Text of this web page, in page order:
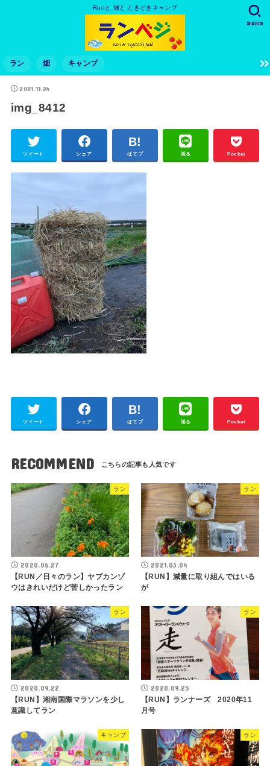
Runと 畑と ときどきキャンプ
ラン 畑 キャンプ
SEARCH
2021.11.24
img_8412
ツイート シェア はてブ 送る Pocket
ツイート シェア はてブ 送る Pocket
RECOMMEND
ラン
2020.06.27
【RUN／日々のラン】ヤブカンゾ
ウはきれいだけど苦しかったラン
ラン
2021.03.04
【RUN】減量に取り組んではいる
が
ラン
2020.09.22
【RUN】湘南国際マラソンを少し
意識してラン
ラン
2020.09.25
【RUN】ランナーズ 2020年11
月号
キャンプ ラン